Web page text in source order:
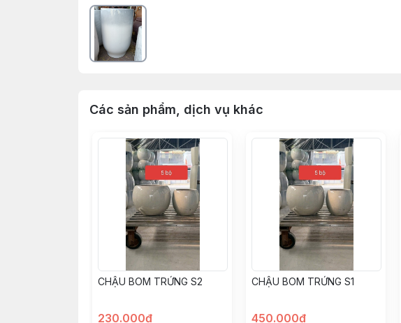
Các sản phẩm, dịch vụ khác
CHẬU BOM TRỨNG S2
230.000đ
CHẬU BOM TRỨNG S1
450.000đ